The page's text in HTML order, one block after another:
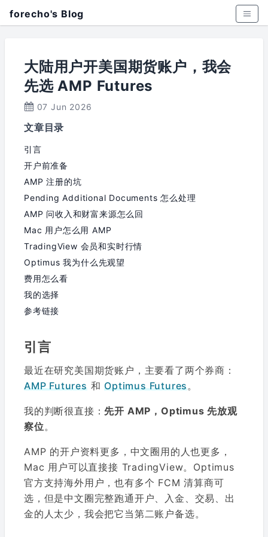
forecho's Blog
大陆用户开美国期货账户，我会
先选 AMP Futures
07 Jun 2026
文章目录
引言
开户前准备
AMP 注册的坑
Pending Additional Documents 怎么处理
AMP 问收入和财富来源怎么回
Mac 用户怎么用 AMP
TradingView 会员和实时行情
Optimus 我为什么先观望
费用怎么看
我的选择
参考链接
引言
最近在研究美国期货账户，主要看了两个券商：
AMP Futures和Optimus Futures。
我的判断很直接： 先开 AMP，Optimus 先放观
察位。
AMP 的开户资料更多，中文圈用的人也更多，
Mac 用户可以直接接 TradingView。Optimus
官方支持海外用户，也有多个 FCM 清算商可
选，但是中文圈完整跑通开户、入金、交易、出
金的人太少，我会把它当第二账户备选。